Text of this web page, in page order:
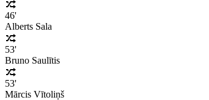
46'
Alberts Sala
53'
Bruno Saulītis
53'
Mārcis Vītoliņš